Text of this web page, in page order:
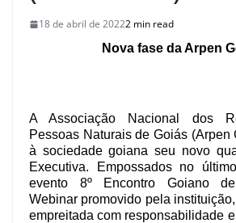
18 de abril de 20222 min read
Nova fase da Arpen
A Associação Nacional dos
Pessoas Naturais de Goiás (Arpen
à sociedade goiana seu novo
Executiva. Empossados no
evento 8º Encontro Goiano
Webinar promovido pela
empreitada com responsabilidade